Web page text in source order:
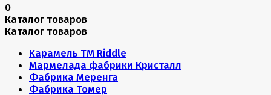
0
Каталог товаров
Каталог товаров
Карамель ТМ Riddle
Мармелада фабрики Кристалл
Фабрика Меренга
Фабрика Томер